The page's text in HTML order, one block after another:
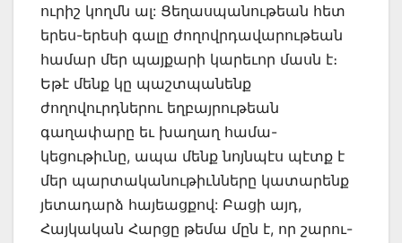
ուրիշ կողմն ալ: Ցեղասպանութեան հետ
երես-երեսի գալը ժողովրդավարութեան
համար մեր պայքարի կարեւոր մասն է։
Եթէ մենք կը պաշտպանենք
ժողովուրդներու եղբայրութեան
գաղափարը եւ խաղաղ համա-
կեցութիւնը, ապա մենք նոյնպէս պէտք է
մեր պարտականութիւնները կատարենք
յետադարձ հայեացքով: Բացի այդ,
Հայկական Հարցը թեմա մըն է, որ շարու-